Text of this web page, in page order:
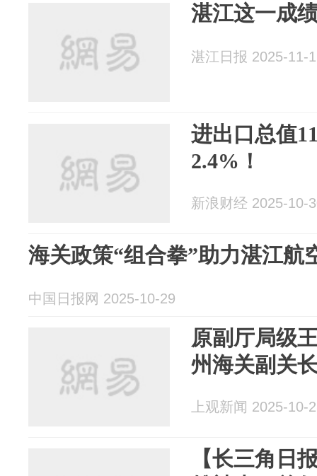
湛江这一成
湛江日报 2025-11-
进出口总值
2.4%！
新浪财经 2025-10-
海关政策“组合拳”助力湛江航
中国日报网 2025-10-29
原副厅局级
州海关副关
上观新闻 2025-10-
【长三角日